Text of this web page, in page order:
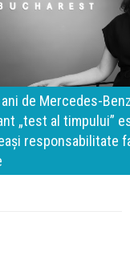
Pîrlog: Cel mai
constant, dar
siguranță și